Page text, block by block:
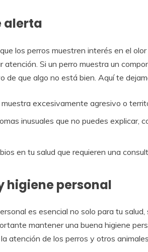
alerta
los perros muestren interés en el
atención. Si un perro muestra un
de que algo no está bien. Aquí te
excesivamente agresivo o
inusuales que no puedes explicar,
en tu salud que requieren una
higiene personal
es esencial no solo para tu
mantener una buena higiene
atención de los perros y otros